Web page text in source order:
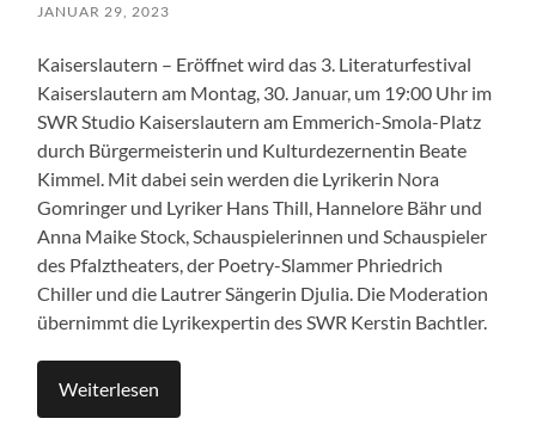
JANUAR 29, 2023
Kaiserslautern – Eröffnet wird das 3. Literaturfestival
Kaiserslautern am Montag, 30. Januar, um 19:00 Uhr im
SWR Studio Kaiserslautern am Emmerich-Smola-Platz
durch Bürgermeisterin und Kulturdezernentin Beate
Kimmel. Mit dabei sein werden die Lyrikerin Nora
Gomringer und Lyriker Hans Thill, Hannelore Bähr und
Anna Maike Stock, Schauspielerinnen und Schauspieler
des Pfalztheaters, der Poetry-Slammer Phriedrich
Chiller und die Lautrer Sängerin Djulia. Die Moderation
übernimmt die Lyrikexpertin des SWR Kerstin Bachtler.
Weiterlesen